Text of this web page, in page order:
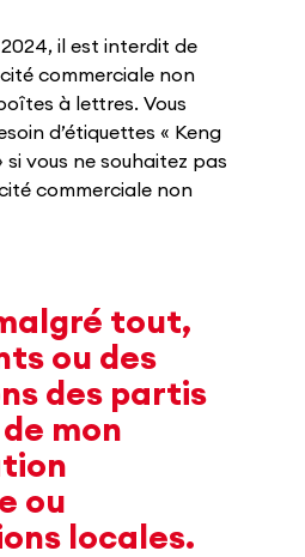
il est interdit de
commerciale non
à lettres. Vous
d’étiquettes « Keng
si vous ne souhaitez pas
commerciale non
tout,
ou des
des partis
mon
ou
locales.